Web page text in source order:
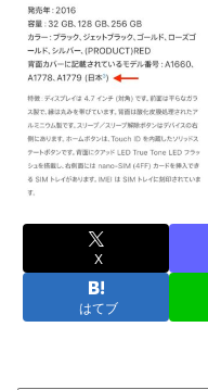
X
はてブ